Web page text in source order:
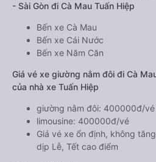
- Sài Gòn đi Cà Mau Tuấn Hiệp
Bến xe Cà Mau
Bến xe Cái Nước
Bến xe Năm Căn
Giá vé xe giường nằm đôi đi Cà
của nhà xe Tuấn Hiệp
giường nằm đôi: 400000đ/vé
limousine: 400000đ/vé
Giá vé xe ổn định, không
dịp Lễ, Tết cao điểm